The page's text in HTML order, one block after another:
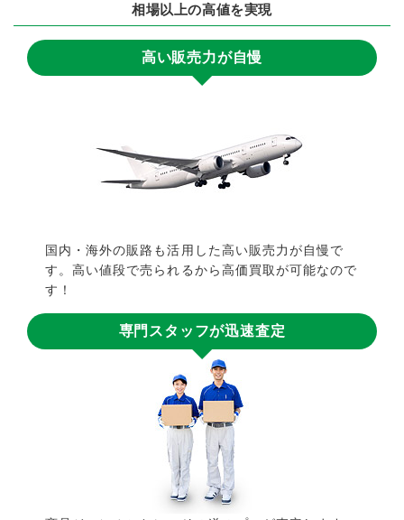
相場以上の高値を実現
高い販売力が自慢
国内・海外の販路も活用した高い販売力が自慢で
す。高い値段で売られるから高価買取が可能なので
す！
専門スタッフが迅速査定